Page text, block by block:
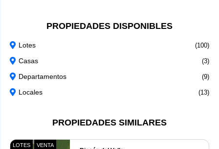
PROPIEDADES DISPONIBLES
Lotes (100)
Casas (3)
Departamentos (9)
Locales (13)
PROPIEDADES SIMILARES
LOTES VENTA